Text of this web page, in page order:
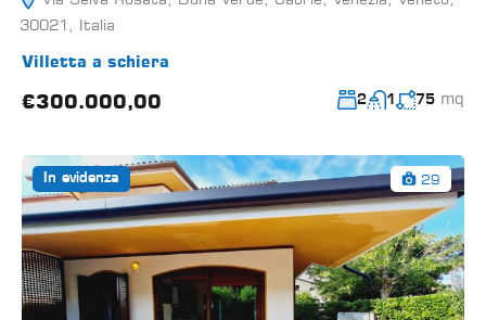
30021, Italia
Villetta a schiera
€300.000,00 2 1 75 mq
In evidenza 29